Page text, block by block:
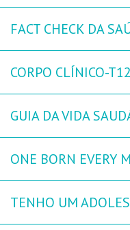
FACT CHECK DA
CORPO CLÍNICO-
GUIA DA VIDA
ONE BORN EVERY
TENHO UM